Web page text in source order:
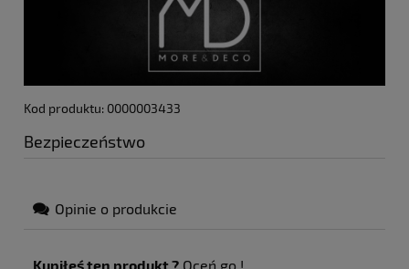
Kod produktu: 0000003433
Bezpieczeństwo
Opinie o produkcie
Kupiłeś ten produkt ? Oceń go !